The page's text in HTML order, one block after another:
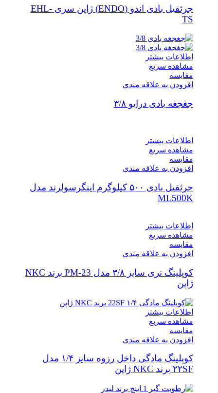
جرثقیل بادی اندو (ENDO) ژاپن سری EHL-
TS
اطلاعات بیشتر
مشاهده سریع
مقایسه
افزودن به علاقه مندی
جغجغه بادی درایو ۳/۸
اطلاعات بیشتر
مشاهده سریع
مقایسه
افزودن به علاقه مندی
جرثقیل بادی ۵۰۰ کیلوگرم اینگرسولرند مدل
ML500K
اطلاعات بیشتر
مشاهده سریع
مقایسه
افزودن به علاقه مندی
کوپلینگ نری سایز ۳/۸ مدل PM-23 برند NKC
ژاپن
اطلاعات بیشتر
مشاهده سریع
مقایسه
افزودن به علاقه مندی
کوپلینگ مادگی داخل رزوه سایز ۱/۴ مدل
۲۲SF برند NKC ژاپن